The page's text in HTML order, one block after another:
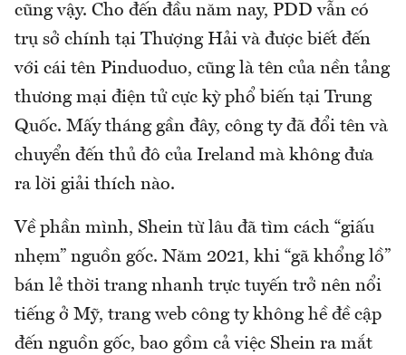
cũng vậy. Cho đến đầu năm nay, PDD vẫn có
trụ sở chính tại Thượng Hải và được biết đến
với cái tên Pinduoduo, cũng là tên của nền tảng
thương mại điện tử cực kỳ phổ biến tại Trung
Quốc. Mấy tháng gần đây, công ty đã đổi tên và
chuyển đến thủ đô của Ireland mà không đưa
ra lời giải thích nào.
Về phần mình, Shein từ lâu đã tìm cách “giấu
nhẹm” nguồn gốc. Năm 2021, khi “gã khổng lồ”
bán lẻ thời trang nhanh trực tuyến trở nên nổi
tiếng ở Mỹ, trang web công ty không hề đề cập
đến nguồn gốc, bao gồm cả việc Shein ra mắt